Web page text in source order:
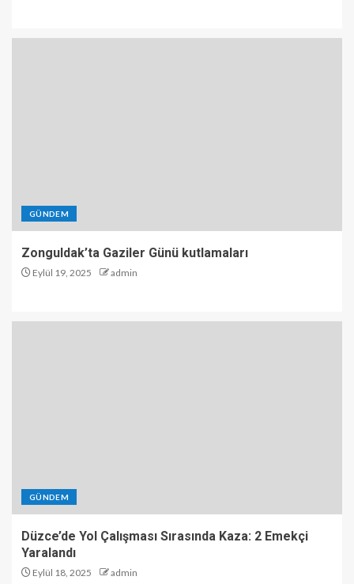
GÜNDEM
Zonguldak’ta Gaziler Günü kutlamaları
Eylül 19, 2025 admin
GÜNDEM
Düzce’de Yol Çalışması Sırasında Kaza: 2 Emekçi
Yaralandı
Eylül 18, 2025 admin